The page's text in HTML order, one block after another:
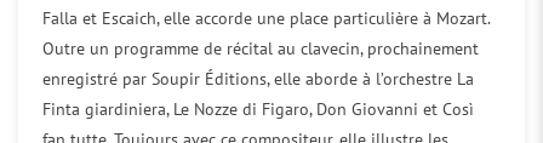
Falla et Escaich, elle accorde une place particulière à Mozart.
Outre un programme de récital au clavecin, prochainement
enregistré par Soupir Éditions, elle aborde à l’orchestre La
Finta giardiniera, Le Nozze di Figaro, Don Giovanni et Così